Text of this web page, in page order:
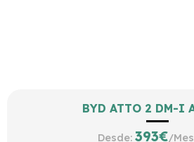
BYD ATTO 2 DM-I
Desde: 393€/